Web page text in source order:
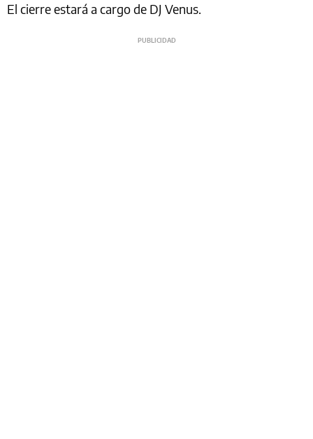
El cierre estará a cargo de DJ Venus.